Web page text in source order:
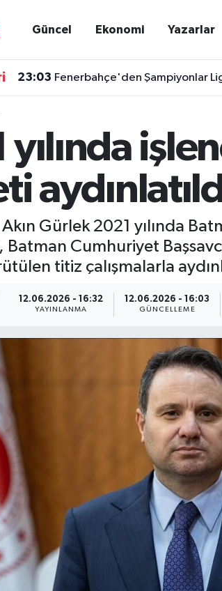
Güncel Ekonomi Yazarlar
23:03 Fenerbahçe'den Şampiyonlar
Gürlek 2021 yılında
Cumhuriyet
titiz çalışmalarla
12.06.2026 - 16:32
YAYINLANMA
12.06.2026 - 16:03
GÜNCELLEME